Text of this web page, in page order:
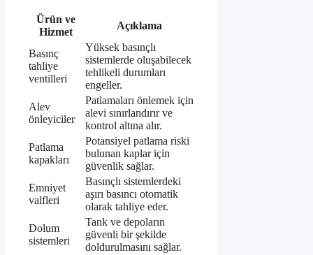
Ürün ve
Hizmet
Açıklama
Basınç
tahliye
ventilleri
Yüksek basınçlı
sistemlerde oluşabilecek
tehlikeli durumları
engeller.
Alev
önleyiciler
Patlamaları önlemek için
alevi sınırlandırır ve
kontrol altına alır.
Patlama
kapakları
Potansiyel patlama riski
bulunan kaplar için
güvenlik sağlar.
Emniyet
valfleri
Basınçlı sistemlerdeki
aşırı basıncı otomatik
olarak tahliye eder.
Dolum
sistemleri
Tank ve depoların
güvenli bir şekilde
doldurulmasını sağlar.